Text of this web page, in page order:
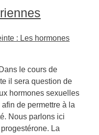
le cours de
il sera question de
hormones sexuelles
de permettre à la
Nous parlons ici
La